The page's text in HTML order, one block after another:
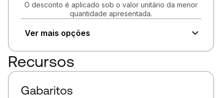
O desconto é aplicado sob o valor unitário da menor
quantidade apresentada.
Ver mais opções
Recursos
Gabaritos